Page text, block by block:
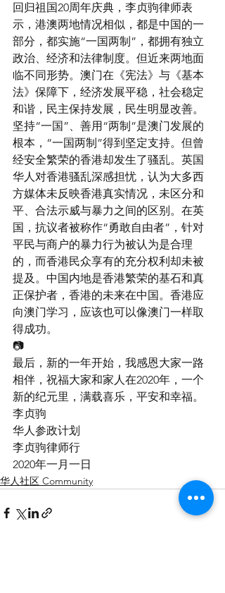
回归祖国20周年庆典，李贞驹律师表
示，港澳两地情况相似，都是中国的一
部分，都实施“一国两制”，都拥有独立
政治、经济和法律制度。但近来两地面
临不同形势。澳门在《宪法》与《基本
法》保障下，经济发展平稳，社会稳定
和谐，民主保持发展，民生明显改善。
坚持“一国”、善用“两制”是澳门发展的
根本，“一国两制”得到坚定支持。但曾
经安全繁荣的香港却发生了骚乱。英国
华人对香港骚乱深感担忧，认为大多西
方媒体未反映香港真实情况，未区分和
平、合法示威与暴力之间的区别。在英
国，抗议者被称作“勇敢自由者”，针对
平民与商户的暴力行为被认为是合理
的，而香港民众享有的充分权利却未被
提及。中国内地是香港繁荣的基石和真
正保护者，香港的未来在中国。香港应
向澳门学习，应该也可以像澳门一样取
得成功。
📷
最后，新的一年开始，我感恩大家一路
相伴，祝福大家和家人在2020年，一个
新的纪元里，满载喜乐，平安和幸福。
李贞驹
华人参政计划
李贞驹律师行
2020年一月一日
华人社区 Community